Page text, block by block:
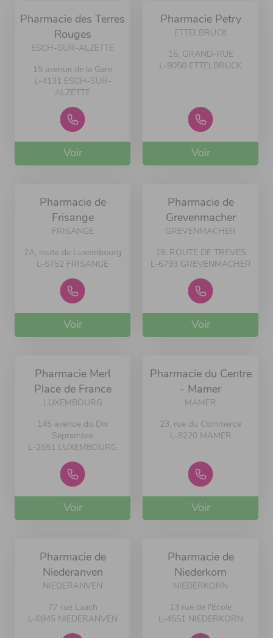
Pharmacie des Terres
Rouges
ESCH-SUR-ALZETTE
15 avenue de la Gare
L-4131 ESCH-SUR-
ALZETTE
Voir
Pharmacie Petry
ETTELBRÜCK
15, GRAND-RUE
L-9050 ETTELBRÜCK
Voir
Pharmacie de
Frisange
FRISANGE
2A, route de Luxembourg
L-5752 FRISANGE
Voir
Pharmacie de
Grevenmacher
GREVENMACHER
19, ROUTE DE TREVES
L-6793 GREVENMACHER
Voir
Pharmacie Merl
Place de France
LUXEMBOURG
145 avenue du Dix
Septembre
L-2551 LUXEMBOURG
Voir
Pharmacie du Centre
- Mamer
MAMER
23, rue du Commerce
L-8220 MAMER
Voir
Pharmacie de
Niederanven
NIEDERANVEN
77 rue Laach
L-6945 NIEDERANVEN
Pharmacie de
Niederkorn
NIEDERKORN
13 rue de l'Ecole
L-4551 NIEDERKORN